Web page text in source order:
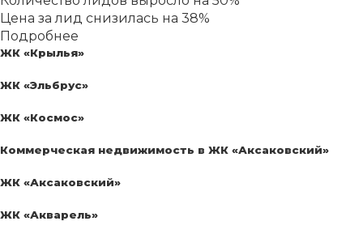
Цена за лид снизилась на 38%
Подробнее
ЖК «Крылья»
ЖК «Эльбрус»
ЖК «Космос»
Коммерческая недвижимость в ЖК «Аксаковский»
ЖК «Аксаковский»
ЖК «Акварель»
верную картинку